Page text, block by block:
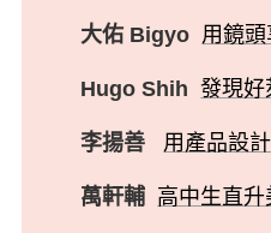
大佑 Bigyo 用鏡
Hugo Shih 發現好
李揚善 用產品設
萬軒輔 高中生直